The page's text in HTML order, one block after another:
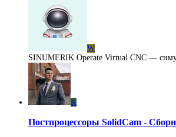
W
SINUMERIK Operate Virtual CNC —
K
Постпроцессоры SolidCam -